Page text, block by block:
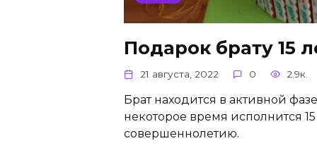
Подарок брату 15
21 августа, 2022 0 2.9к.
Брат находится в активной
некоторое время исполнится
совершеннолетию.